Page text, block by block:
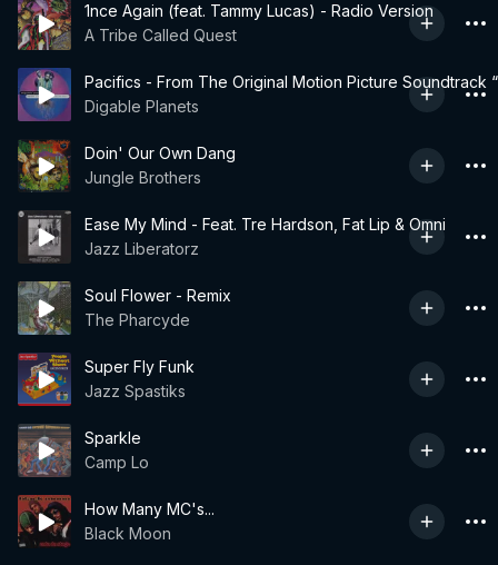
1nce Again (feat. Tammy Lucas) - Radio Version
A Tribe Called Quest
Pacifics - From The Original Motion Picture Soundtrack
Digable Planets
Doin' Our Own Dang
Jungle Brothers
Ease My Mind - Feat. Tre Hardson, Fat Lip & Omni
Jazz Liberatorz
Soul Flower - Remix
The Pharcyde
Super Fly Funk
Jazz Spastiks
Sparkle
Camp Lo
How Many MC's...
Black Moon